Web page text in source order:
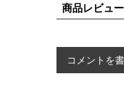
商品レビュー
コメントを書